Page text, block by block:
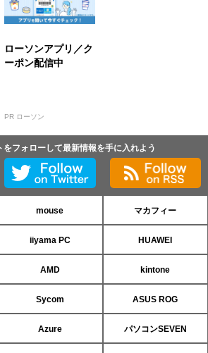
ローソンアプリ／ク
ーポン配信中
PR ローソン
をフォローして最新情報を手に入れよう
mouse マカフィー
iiyama PC HUAWEI
AMD kintone
Sycom ASUS ROG
Azure パソコンSEVEN